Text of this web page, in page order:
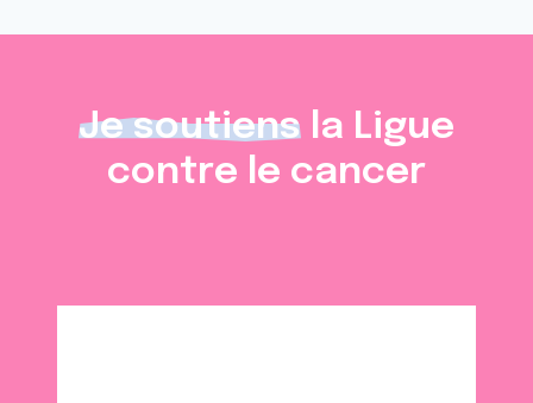
Je soutiens la Ligue
contre le cancer